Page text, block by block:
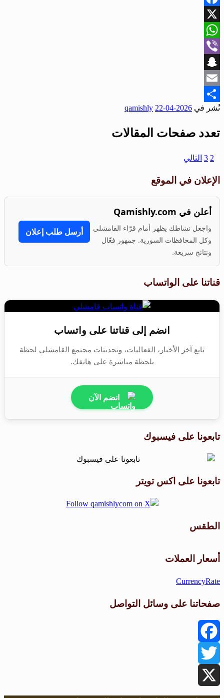
Facebook
X
WhatsApp
Viber
Snapchat
Email
Share
نُشر في 2026-04-22
qamishly
تعدد صفحات المقالات
2
3 التالي
الإعلان في الموقع
أعلن في Qamishly.com
واجعل نشاطك يظهر أمام قرّاء القامشلي
وكل المحافظات السورية. جمهور فعّال
ونتائج سريعة.
أرسل طلب إعلان
قناتنا على الواتساب
انضم إلى قناتنا على واتساب
تابع آخر الأخبار، الفعاليات، وتحديثات مجتمع القامشلي لحظة
بلحظة مباشرة على هاتفك.
انضم الآن
تابعونا على فيسبوك
تابعونا على اكس تويتر
الطقس
أسعار العملات
CurrencyRate
صفحاتنا على وسائل التواصل
Facebook
Twitter